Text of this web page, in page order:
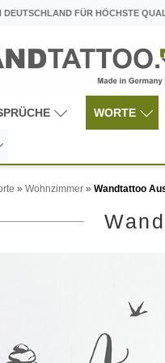
DEUTSCHLAND FÜR HÖCHSTE
WORTE
» Wohnzimmer » Wandtattoo